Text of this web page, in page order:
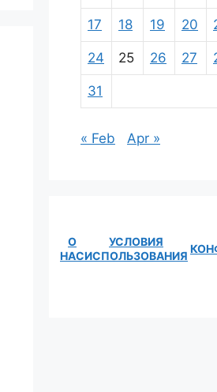
17 18 19 20
24 25 26 27
31
« Feb Apr »
О
НАС
УСЛОВИЯ
ИСПОЛЬЗОВАНИЯ